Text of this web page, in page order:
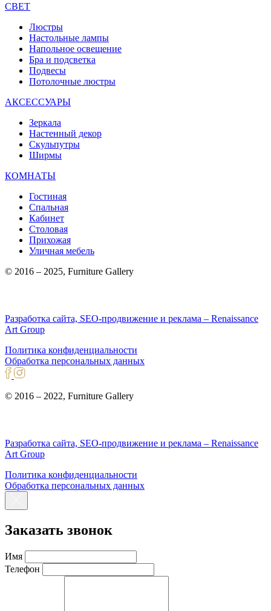
СВЕТ
Люстры
Настольные лампы
Напольное освещение
Бра и подсветка
Подвесы
Потолочные люстры
АКСЕССУАРЫ
Зеркала
Настенный декор
Скульпутры
Ширмы
КОМНАТЫ
Гостиная
Спальная
Кабинет
Столовая
Прихожая
Уличная мебель
© 2016 – 2025, Furniture Gallery
Разработка сайта, SEO-продвижение и реклама – Renaissance
Art Group
Политика конфиденциальности
Обработка персональных данных
© 2016 – 2022, Furniture Gallery
Разработка сайта, SEO-продвижение и реклама – Renaissance
Art Group
Политика конфиденциальности
Обработка персональных данных
Заказать звонок
Имя
Телефон